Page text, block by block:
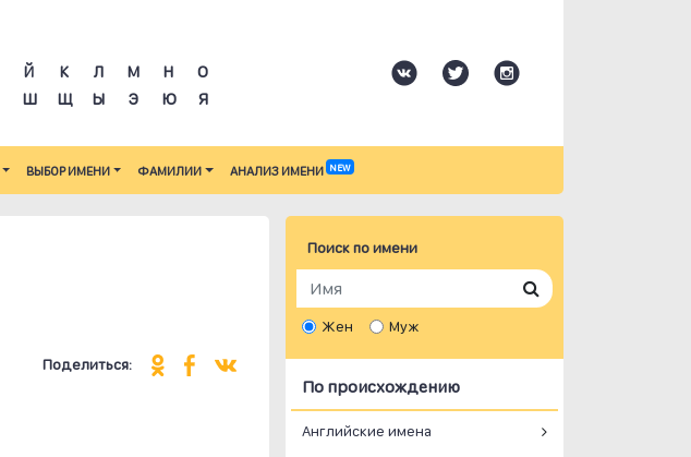
Й К Л М Н
О
Ш Щ Ы Э Ю Я
ВЫБОР ИМЕНИ ФАМИЛИИ АНАЛИЗ ИМЕНИ NEW
Поделиться:
Поиск по имени
Жен Муж
По происхождению
Английские имена